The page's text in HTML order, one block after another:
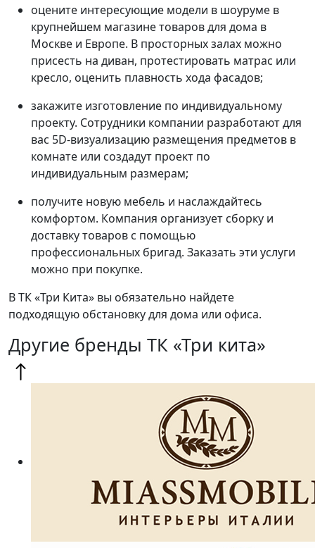
оцените интересующие модели в шоуруме в
крупнейшем магазине товаров для дома в
Москве и Европе. В просторных залах можно
присесть на диван, протестировать матрас или
кресло, оценить плавность хода фасадов;
закажите изготовление по индивидуальному
проекту. Сотрудники компании разработают для
вас 5D-визуализацию размещения предметов в
комнате или создадут проект по
индивидуальным размерам;
получите новую мебель и наслаждайтесь
комфортом. Компания организует сборку и
доставку товаров с помощью
профессиональных бригад. Заказать эти услуги
можно при покупке.
В ТК «Три Кита» вы обязательно найдете
подходящую обстановку для дома или офиса.
Другие бренды ТК «Три кита»